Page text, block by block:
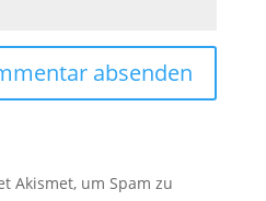
Akismet, um Spam zu